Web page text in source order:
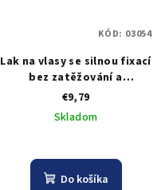
Lak na vlasy se silnou fixací
bez zatěžování a
vysušování Allwaves
Hairspray 750 ml
€9,79
Skladom
Do košíka
KÓD: 03054